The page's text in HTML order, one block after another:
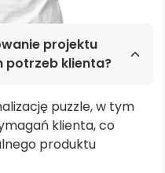
projektu
potrzeb klienta?
puzzle, w tym
klienta, co
produktu